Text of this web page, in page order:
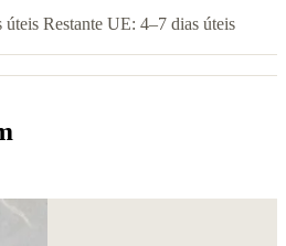
úteis Restante UE: 4–7 dias úteis